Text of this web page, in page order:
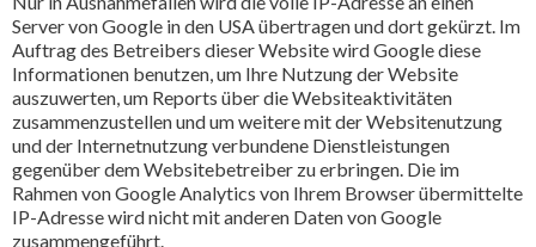
Server von Google in den USA übertragen und dort gekürzt. Im
Auftrag des Betreibers dieser Website wird Google diese
Informationen benutzen, um Ihre Nutzung der Website
auszuwerten, um Reports über die Websiteaktivitäten
zusammenzustellen und um weitere mit der Websitenutzung
und der Internetnutzung verbundene Dienstleistungen
gegenüber dem Websitebetreiber zu erbringen. Die im
Rahmen von Google Analytics von Ihrem Browser übermittelte
IP-Adresse wird nicht mit anderen Daten von Google
zusammengeführt.